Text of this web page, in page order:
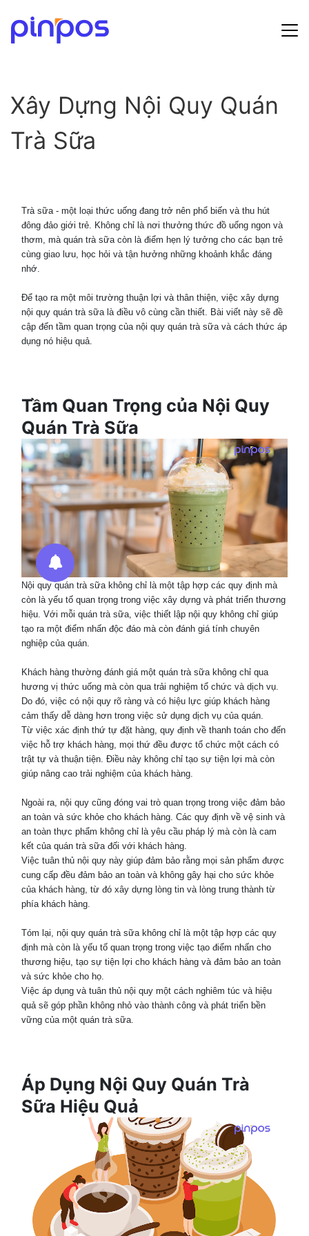
Bảng giá
Xây Dựng Nội Quy Quán
Trà Sữa
Trà sữa - một loại thức uống đang trở nên phổ biến và thu hút
đông đảo giới trẻ. Không chỉ là nơi thưởng thức đồ uống ngon và
thơm, mà quán trà sữa còn là điểm hẹn lý tưởng cho các bạn trẻ
cùng giao lưu, học hỏi và tận hưởng những khoảnh khắc đáng
nhớ.
Để tạo ra một môi trường thuận lợi và thân thiện, việc xây dựng
nội quy quán trà sữa là điều vô cùng cần thiết. Bài viết này sẽ đề
cập đến tầm quan trọng của nội quy quán trà sữa và cách thức áp
dụng nó hiệu quả.
Tầm Quan Trọng của Nội Quy
Quán Trà Sữa
Nội quy quán trà sữa không chỉ là một tập hợp các quy định mà
còn là yếu tố quan trọng trong việc xây dựng và phát triển thương
hiệu. Với mỗi quán trà sữa, việc thiết lập nội quy không chỉ giúp
tạo ra một điểm nhấn độc đáo mà còn đánh giá tính chuyên
nghiệp của quán.
Khách hàng thường đánh giá một quán trà sữa không chỉ qua
hương vị thức uống mà còn qua trải nghiệm tổ chức và dịch vụ.
Do đó, việc có nội quy rõ ràng và có hiệu lực giúp khách hàng
cảm thấy dễ dàng hơn trong việc sử dụng dịch vụ của quán.
Từ việc xác định thứ tự đặt hàng, quy định về thanh toán cho đến
việc hỗ trợ khách hàng, mọi thứ đều được tổ chức một cách có
trật tự và thuận tiện. Điều này không chỉ tạo sự tiện lợi mà còn
giúp nâng cao trải nghiệm của khách hàng.
Ngoài ra, nội quy cũng đóng vai trò quan trọng trong việc đảm bảo
an toàn và sức khỏe cho khách hàng. Các quy định về vệ sinh và
an toàn thực phẩm không chỉ là yêu cầu pháp lý mà còn là cam
kết của quán trà sữa đối với khách hàng.
Việc tuân thủ nội quy này giúp đảm bảo rằng mọi sản phẩm được
cung cấp đều đảm bảo an toàn và không gây hại cho sức khỏe
của khách hàng, từ đó xây dựng lòng tin và lòng trung thành từ
phía khách hàng.
Tóm lại, nội quy quán trà sữa không chỉ là một tập hợp các quy
định mà còn là yếu tố quan trọng trong việc tạo điểm nhấn cho
thương hiệu, tạo sự tiện lợi cho khách hàng và đảm bảo an toàn
và sức khỏe cho họ.
Việc áp dụng và tuân thủ nội quy một cách nghiêm túc và hiệu
quả sẽ góp phần không nhỏ vào thành công và phát triển bền
vững của một quán trà sữa.
Áp Dụng Nội Quy Quán Trà
Sữa Hiệu Quả